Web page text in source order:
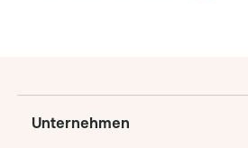
Unternehmen